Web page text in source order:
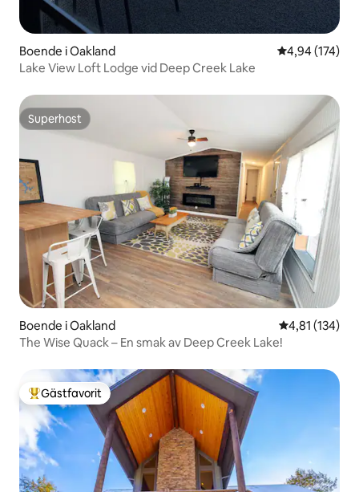
Boende i Oakland 4,94 av 5 i
4,94 (174)
Lake View Loft Lodge vid Deep Creek Lake
Superhost
Superhost
Boende i Oakland 4,81 av 5 i
4,81 (134)
The Wise Quack – En smak av Deep Creek Lake!
Populär gästfavorit
Gästfavorit